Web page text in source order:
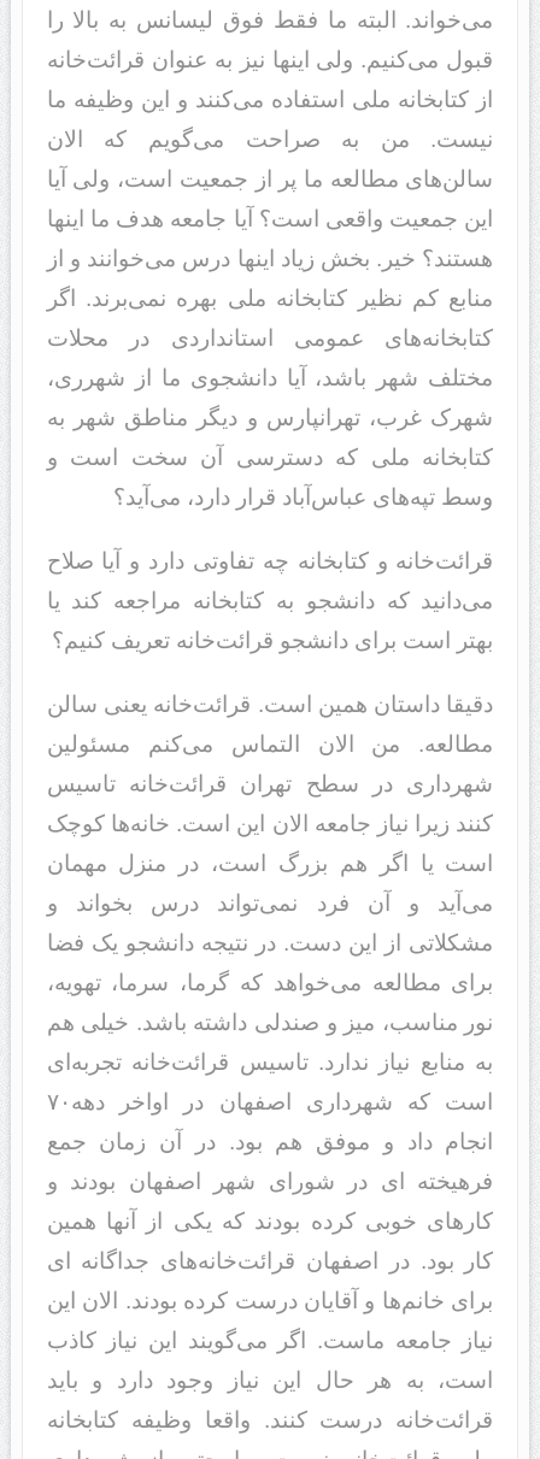
می‌خواند. البته ما فقط فوق لیسانس به بالا را
قبول می‌کنیم. ولی اینها نیز به عنوان قرائت‌خانه
از کتابخانه ملی استفاده می‌کنند و این وظیفه ما
نیست. من به صراحت می‌گویم که الان
سالن‌های مطالعه ما پر از جمعیت است، ولی آیا
این جمعیت واقعی است؟ آیا جامعه هدف ما اینها
هستند؟ خیر. بخش زیاد اینها درس می‌خوانند و از
منابع کم نظیر کتابخانه ملی بهره نمی‌برند. اگر
کتابخانه‌های عمومی ‌استانداردی در محلات
مختلف شهر باشد، آیا دانشجوی ما از شهرری،
شهرک غرب، تهرانپارس و دیگر مناطق شهر به
کتابخانه ملی که دسترسی آن سخت است و
وسط تپه‌های عباس‌آباد قرار دارد، می‌آید؟
قرائت‌خانه و کتابخانه چه تفاوتی دارد و آیا صلاح
می‌دانید که دانشجو به کتابخانه مراجعه کند یا
بهتر است برای دانشجو قرائت‌خانه تعریف کنیم؟
دقیقا داستان همین است. قرائت‌خانه یعنی سالن
مطالعه. من الان التماس می‌کنم مسئولین
شهرداری در سطح تهران قرائت‌خانه تاسیس
کنند زیرا نیاز جامعه الان این است. خانه‌ها کوچک
است یا اگر هم بزرگ است، در منزل مهمان
می‌آید و آن فرد نمی‌تواند درس بخواند و
مشکلاتی از این دست. در نتیجه دانشجو یک فضا
برای مطالعه می‌خواهد که گرما، سرما، تهویه،
نور مناسب، میز و صندلی داشته باشد. خیلی هم
به منابع نیاز ندارد. تاسیس قرائت‌خانه تجربه‌ای
است که شهرداری اصفهان در اواخر دهه۷۰
انجام داد و موفق هم بود. در آن زمان جمع
فرهیخته ای در شورای شهر اصفهان بودند و
کارهای خوبی کرده بودند که یکی از آنها همین
کار بود. در اصفهان قرائت‌خانه‌های جداگانه ای
برای خانم‌ها و آقایان درست کرده بودند. الان این
نیاز جامعه ماست. اگر می‌گویند این نیاز کاذب
است، به هر حال این نیاز وجود دارد و باید
قرائت‌خانه درست کنند. واقعا وظیفه کتابخانه